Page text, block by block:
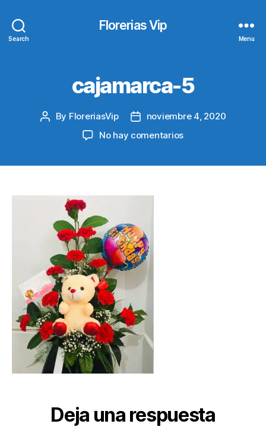
Search
Florerias Vip
Menu
cajamarca-5
Post
By FloreriasVip
Postnoviembre 4, 2020
No hay comentariosen
Deja una respuesta